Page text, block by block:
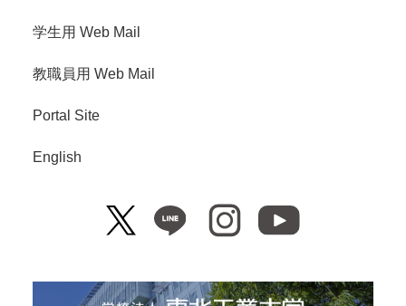
学生用 Web Mail
教職員用 Web Mail
Portal Site
English